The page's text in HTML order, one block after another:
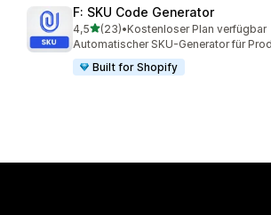
F: SKU Code Generator
4,5von 5 Sternen
(23)
23 Rezensionen insgesamt
•Kostenloser Plan verfügbar
Automatischer SKU-Generator für
Built for Shopify